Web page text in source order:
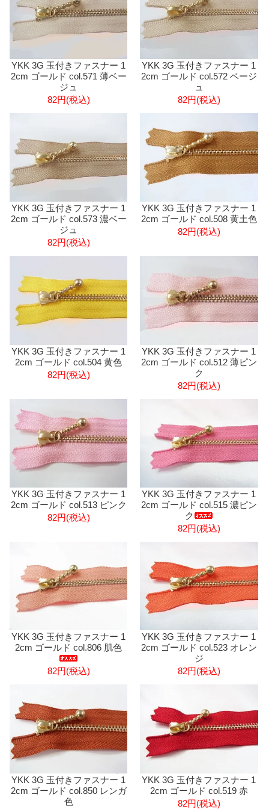
YKK 3G 玉付きファスナー 1
2cm ゴールド col.571 薄ベー
ジュ
82円(税込)
YKK 3G 玉付きファスナー 1
2cm ゴールド col.572 ベージ
ュ
82円(税込)
YKK 3G 玉付きファスナー 1
2cm ゴールド col.573 濃ベー
ジュ
82円(税込)
YKK 3G 玉付きファスナー 1
2cm ゴールド col.508 黄土色
82円(税込)
YKK 3G 玉付きファスナー 1
2cm ゴールド col.504 黄色
82円(税込)
YKK 3G 玉付きファスナー 1
2cm ゴールド col.512 薄ピン
ク
82円(税込)
YKK 3G 玉付きファスナー 1
2cm ゴールド col.513 ピンク
82円(税込)
YKK 3G 玉付きファスナー 1
2cm ゴールド col.515 濃ピン
ク
82円(税込)
YKK 3G 玉付きファスナー 1
2cm ゴールド col.806 肌色
82円(税込)
YKK 3G 玉付きファスナー 1
2cm ゴールド col.523 オレン
ジ
82円(税込)
YKK 3G 玉付きファスナー 1
2cm ゴールド col.850 レンガ
色
YKK 3G 玉付きファスナー 1
2cm ゴールド col.519 赤
82円(税込)